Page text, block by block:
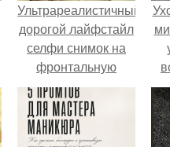
Ультрареалистичный
дорогой лайфстайл
селфи снимок на
фронтальную
камеру.